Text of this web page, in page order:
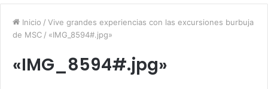
Inicio / Vive grandes experiencias con las excursiones burbuja
de MSC / «IMG_8594#.jpg»
«IMG_8594#.jpg»